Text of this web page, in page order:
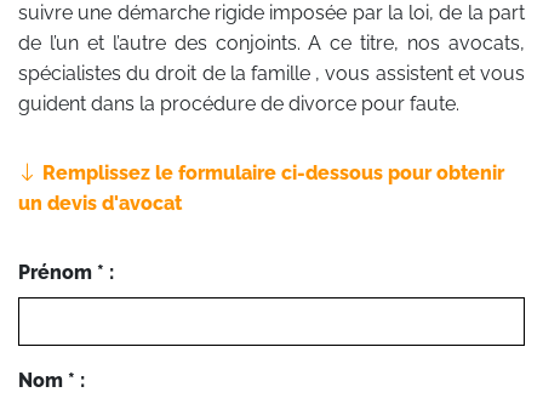
suivre une démarche rigide imposée par la loi, de la part
de l’un et l’autre des conjoints. A ce titre, nos avocats,
spécialistes du droit de la famille , vous assistent et vous
guident dans la procédure de divorce pour faute.
Remplissez le formulaire ci-dessous pour obtenir
un devis d'avocat
Prénom * :
Nom * :